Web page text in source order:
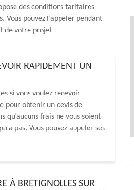
des conditions tarifaires
Vous pouvez l’appeler pendant
de votre projet.
RAPIDEMENT UN
si vous voulez recevoir
pour obtenir un devis de
qu’aucuns frais ne vous soient
pas. Vous pouvez appeler ses
À BRETIGNOLLES SUR